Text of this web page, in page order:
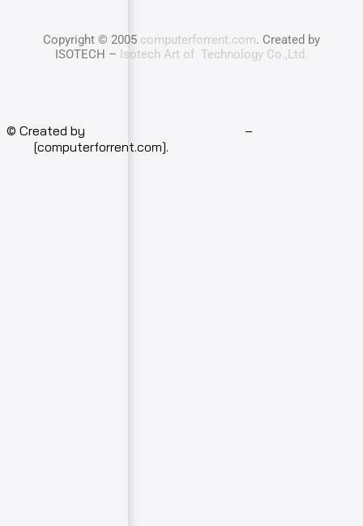
Copyright © 2005 computerforrent.com. Created by
ISOTECH – Isotech Art of Technology Co.,Ltd.
© Created by –
[computerforrent.com].